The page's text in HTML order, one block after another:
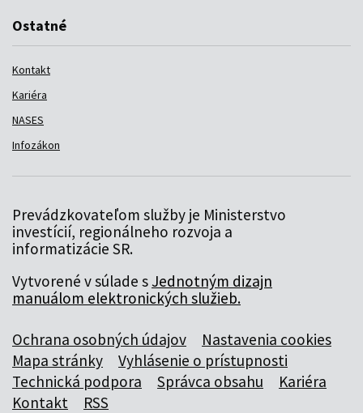
Ostatné
Kontakt
Kariéra
NASES
Infozákon
Prevádzkovateľom služby je Ministerstvo
investícií, regionálneho rozvoja a
informatizácie SR.
Vytvorené v súlade s Jednotným dizajn
manuálom elektronických služieb.
Ochrana osobných údajov
Nastavenia cookies
Mapa stránky
Vyhlásenie o prístupnosti
Technická podpora
Správca obsahu
Kariéra
Kontakt
RSS